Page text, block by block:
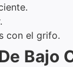
con el grifo.
Bajo